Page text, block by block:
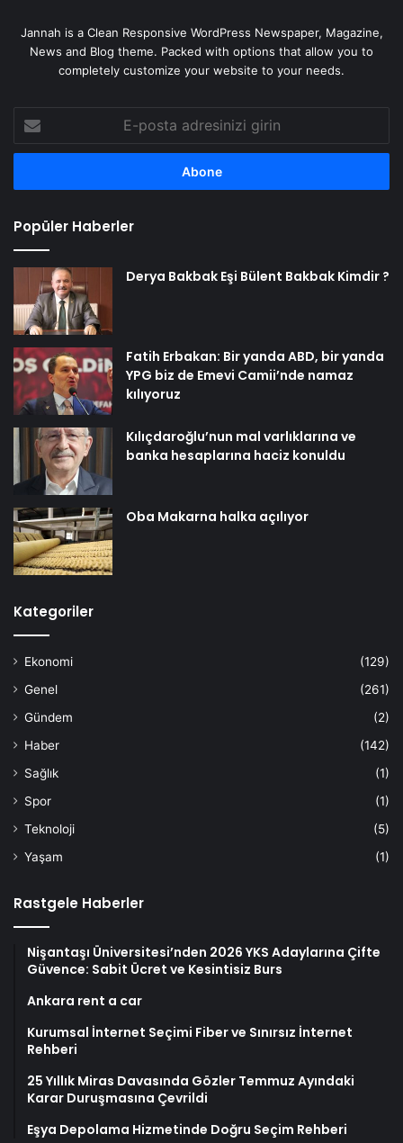
Jannah is a Clean Responsive WordPress Newspaper, Magazine,
News and Blog theme. Packed with options that allow you to
completely customize your website to your needs.
posta
adresinizi
Popüler Haberler
Derya Bakbak Eşi Bülent Bakbak Kimdir ?
Fatih Erbakan: Bir yanda ABD, bir yanda
YPG biz de Emevi Camii’nde namaz
kılıyoruz
Kılıçdaroğlu’nun mal varlıklarına ve
banka hesaplarına haciz konuldu
Oba Makarna halka açılıyor
Kategoriler
Ekonomi
(129)
Genel
(261)
Gündem
(2)
Haber
(142)
Sağlık
(1)
Spor
(1)
Teknoloji
(5)
Yaşam
(1)
Rastgele Haberler
Nişantaşı Üniversitesi’nden 2026 YKS Adaylarına Çifte
Güvence: Sabit Ücret ve Kesintisiz Burs
Ankara rent a car
Kurumsal İnternet Seçimi Fiber ve Sınırsız İnternet
Rehberi
25 Yıllık Miras Davasında Gözler Temmuz Ayındaki
Karar Duruşmasına Çevrildi
Eşya Depolama Hizmetinde Doğru Seçim Rehberi